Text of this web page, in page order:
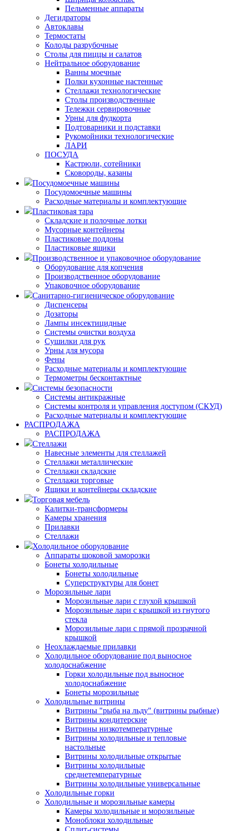
Пельменные аппараты
Дегидраторы
Автоклавы
Термостаты
Колоды разрубочные
Столы для пиццы и салатов
Нейтральное оборудование
Ванны моечные
Полки кухонные настенные
Стеллажи технологические
Столы производственные
Тележки сервировочные
Урны для фудкорта
Подтоварники и подставки
Рукомойники технологические
ЛАРИ
ПОСУДА
Кастрюли, сотейники
Сковороды, казаны
Посудомоечные машины
Посудомоечные машины
Расходные материалы и комплектующие
Пластиковая тара
Складские и полочные лотки
Мусорные контейнеры
Пластиковые поддоны
Пластиковые ящики
Производственное и упаковочное оборудование
Оборудование для копчения
Производственное оборудование
Упаковочное оборудование
Санитарно-гигиеническое оборудование
Диспенсеры
Дозаторы
Лампы инсектицидные
Системы очистки воздуха
Сушилки для рук
Урны для мусора
Фены
Расходные материалы и комплектующие
Термометры бесконтактные
Системы безопасности
Системы антикражные
Системы контроля и управления доступом (СКУД)
Расходные материалы и комплектующие
РАСПРОДАЖА
РАСПРОДАЖА
Стеллажи
Навесные элементы для стеллажей
Стеллажи металлические
Стеллажи складские
Стеллажи торговые
Ящики и контейнеры складские
Торговая мебель
Калитки-трансформеры
Камеры хранения
Прилавки
Стеллажи
Холодильное оборудование
Аппараты шоковой заморозки
Бонеты холодильные
Бонеты холодильные
Суперструктуры для бонет
Морозильные лари
Морозильные лари с глухой крышкой
Морозильные лари с крышкой из гнутого
стекла
Морозильные лари с прямой прозрачной
крышкой
Неохлаждаемые прилавки
Холодильное оборудование под выносное
холодоснабжение
Горки холодильные под выносное
холодоснабжение
Бонеты морозильные
Холодильные витрины
Витрины "рыба на льду" (витрины рыбные)
Витрины кондитерские
Витрины низкотемпературные
Витрины холодильные и тепловые
настольные
Витрины холодильные открытые
Витрины холодильные
среднетемпературные
Витрины холодильные универсальные
Холодильные горки
Холодильные и морозильные камеры
Камеры холодильные и морозильные
Моноблоки холодильные
Сплит-системы